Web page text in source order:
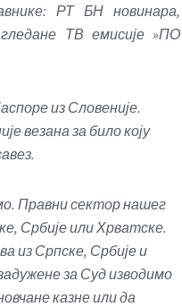
РТ БН новинара,
ТВ емисије »ПО
из Словеније.
везана за било коју
Правни сектор нашег
Србије или Хрватске.
из Српске, Србије и
за Суд изводимо
казне или да